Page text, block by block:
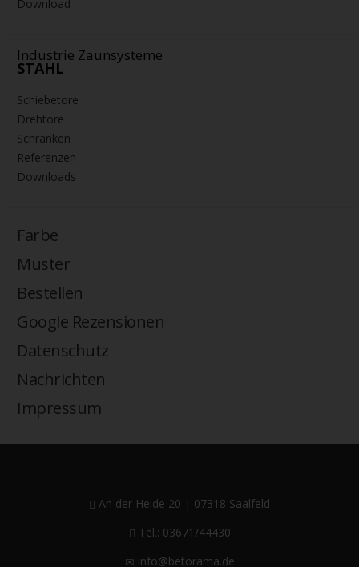
Download
Industrie Zaunsysteme
STAHL
Schiebetore
Drehtore
Schranken
Referenzen
Downloads
Farbe
Muster
Bestellen
Google Rezensionen
Datenschutz
Nachrichten
Impressum
An der Heide 20 | 07318 Saalfeld
Tel.: 03671/44430
info@betorama.de